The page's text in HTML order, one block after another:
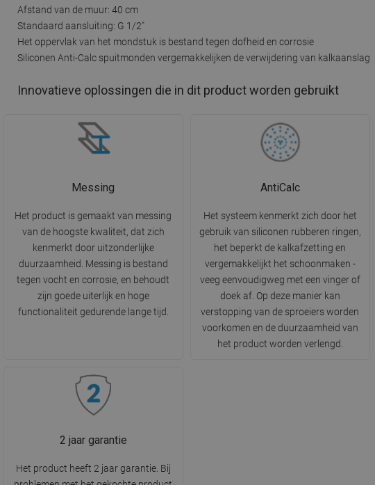
Afstand van de muur: 40 cm
Standaard aansluiting: G 1/2"
Het oppervlak van het mondstuk is bestand tegen dofheid en corrosie
Siliconen Anti-Calc spuitmonden vergemakkelijken de verwijdering van kalkaanslag
Innovatieve oplossingen die in dit product worden gebruikt
Messing
Het product is gemaakt van messing
van de hoogste kwaliteit, dat zich
kenmerkt door uitzonderlijke
duurzaamheid. Messing is bestand
tegen vocht en corrosie, en behoudt
zijn goede uiterlijk en hoge
functionaliteit gedurende lange tijd.
AntiCalc
Het systeem kenmerkt zich door het
gebruik van siliconen rubberen ringen,
het beperkt de kalkafzetting en
vergemakkelijkt het schoonmaken -
veeg eenvoudigweg met een vinger of
doek af. Op deze manier kan
verstopping van de sproeiers worden
voorkomen en de duurzaamheid van
het product worden verlengd.
2 jaar garantie
Het product heeft 2 jaar garantie. Bij